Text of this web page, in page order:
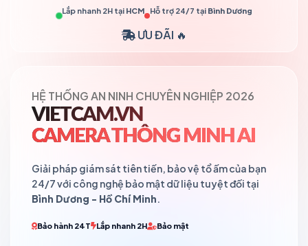
Lắp nhanh 2H tại HCM Hỗ trợ 24/7 tại Bình Dương
ƯU ĐÃI 🔥
HỆ THỐNG AN NINH CHUYÊN NGHIỆP 2026
VIETCAM.VN
CAMERA THÔNG MINH AI
Giải pháp giám sát tiên tiến, bảo vệ tổ ấm của bạn
24/7 với công nghệ bảo mật dữ liệu tuyệt đối tại
Bình Dương - Hồ Chí Minh.
Bảo hành 24T Lắp nhanh 2H Bảo mật